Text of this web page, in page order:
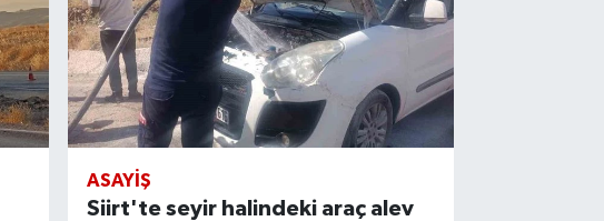
ASAYIŞ
Siirt'te seyir halindeki araç alev